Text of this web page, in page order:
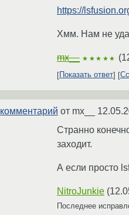
https://
Хмм. Нам не
mx__ ★★★★★ (
Показать ответ
комментарий от mx__
Странно
заходит.
А если просто
NitroJunkie (
Последнее